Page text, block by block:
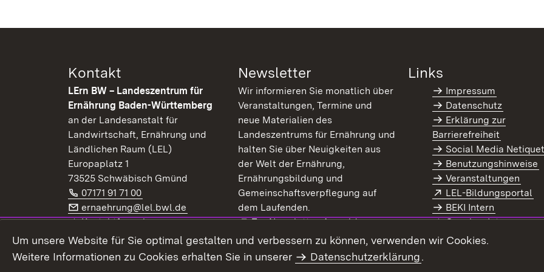
Kontakt
LErn BW – Landeszentrum für
Ernährung Baden-Württemberg
an der Landesanstalt für
Landwirtschaft, Ernährung und
Ländlichen Raum (LEL)
Europaplatz 1
73525 Schwäbisch Gmünd
Telefon:
07171 91 71 00 (Öffnet in neuem Fenster)
E-Mail:
ernaehrung@lel.bwl.de (Öffnet in neuem Fenster)
Kontaktformular
Extern:
LinkedIn (Öffnet in neuem Fenster)
Newsletter
Wir informieren Sie monatlich über
Veranstaltungen, Termine und
neue Materialien des
Landeszentrums für Ernährung und
halten Sie über Neuigkeiten aus
der Welt der Ernährung,
Ernährungsbildung und
Gemeinschaftsverpflegung auf
dem Laufenden.
Extern:
Zur Newsletter-Anmeldung(Öffnet in neuem Fenster)
Newsletter-Archiv
Links
Impressum
Datenschutz
Erklärung zur
Barrierefreiheit
Social Media
Benutzungshinweise
Veranstaltungen
Extern:
LEL-Bildungsportal
BEKI Intern
Coaches Intern
Intranet
Um unsere Website für Sie optimal gestalten und verbessern zu können, verwenden wir Cookies.
Weitere Informationen zu Cookies erhalten Sie in unserer
Datenschutzerklärung.